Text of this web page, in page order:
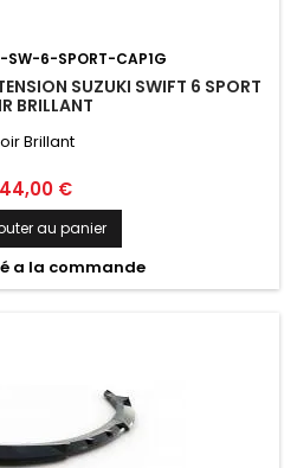
SW-6-SPORT-CAP1G
SUZUKI SWIFT 6 SPORT
BRILLANT
Brillant
€
au panier
a la commande